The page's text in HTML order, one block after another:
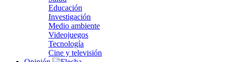
Educación
Investigación
Medio ambiente
Videojuegos
Tecnología
Cine y televisión